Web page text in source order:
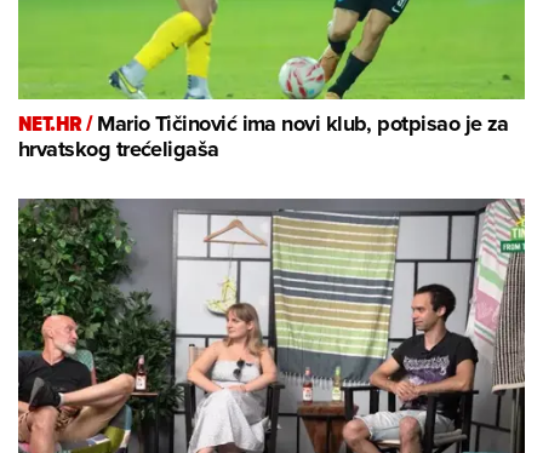
NET.HR /Mario Tičinović ima novi klub, potpisao je za
hrvatskog trećeligaša